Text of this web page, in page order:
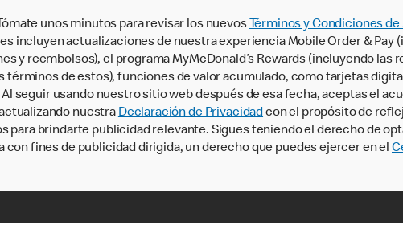
unos minutos para revisar los nuevos Términos y Condiciones de
incluyen actualizaciones de nuestra experiencia Mobile Order & Pay
y reembolsos), el programa MyMcDonald’s Rewards (incluyendo las
términos de estos), funciones de valor acumulado, como tarjetas
seguir usando nuestro sitio web después de esa fecha, aceptas el
nuestra Declaración de Privacidadcon el propósito de
brindarte publicidad relevante. Sigues teniendo el derecho de
fines de publicidad dirigida, un derecho que puedes ejercer en el